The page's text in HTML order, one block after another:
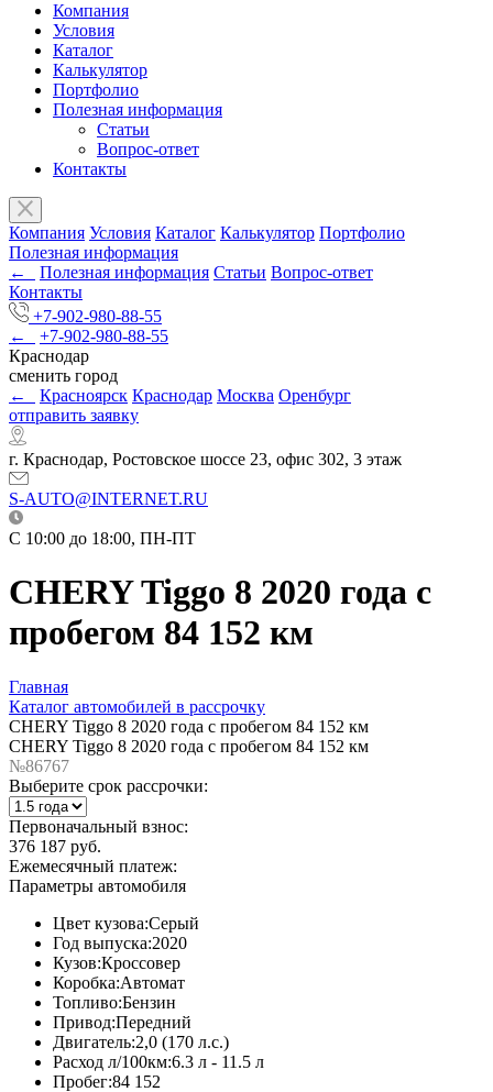
Компания
Условия
Каталог
Калькулятор
Портфолио
Полезная информация
Статьи
Вопрос-ответ
Контакты
Компания Условия Каталог Калькулятор Портфолио
Полезная информация
←
Полезная информация Статьи Вопрос-ответ
Контакты
+7-902-980-88-55
←
+7-902-980-88-55
Краснодар
сменить город
←
Красноярск Краснодар Москва Оренбург
отправить заявку
г. Краснодар, Ростовское шоссе 23, офис 302, 3 этаж
S-AUTO@INTERNET.RU
C 10:00 до 18:00, ПН-ПТ
CHERY Tiggo 8 2020 года с
пробегом 84 152 км
Главная
Каталог автомобилей в рассрочку
CHERY Tiggo 8 2020 года с пробегом 84 152 км
CHERY Tiggo 8 2020 года с пробегом 84 152 км
№86767
Выберите срок рассрочки:
Первоначальный взнос:
376 187 руб.
Ежемесячный платеж:
Параметры автомобиля
Цвет кузова:Серый
Год выпуска:2020
Кузов:Кроссовер
Коробка:Автомат
Топливо:Бензин
Привод:Передний
Двигатель:2,0 (170 л.с.)
Расход л/100км:6.3 л - 11.5 л
Пробег:84 152